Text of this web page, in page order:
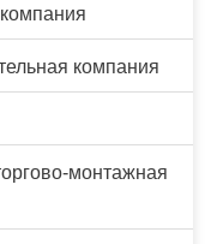
компания
монтажная